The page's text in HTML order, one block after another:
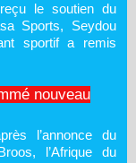
le soutien du
Sports, Seydou
sportif a remis
nouveau
l’annonce du
l’Afrique du